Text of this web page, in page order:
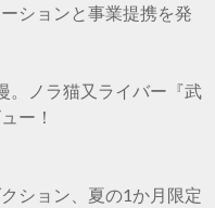
ションと事業提携を発
。ノラ猫又ライバー『武
ー！
ション、夏の1か月限定